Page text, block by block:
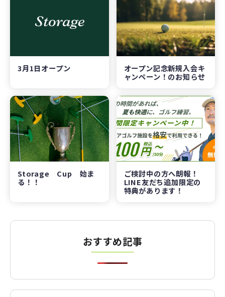
3月1日オープン
オープン記念新規入会キ
ャンペーン！のお知らせ
Storage Cup 始ま
る！！
ご検討中の方へ朗報！
LINE友だち追加限定の
特典があります！
おすすめ記事